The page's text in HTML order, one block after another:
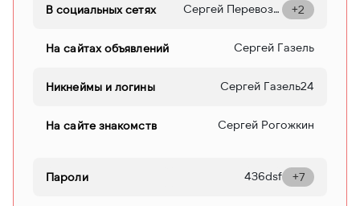
В социальных сетях Сергей Перевозки +2
На сайтах объявлений Сергей Газель
Никнеймы и логины Сергей Газель24
На сайте знакомств Сергей Рогожкин
Пароли 436dsf +7